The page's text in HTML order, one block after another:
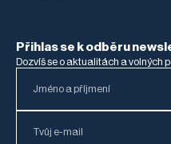
Přihlas se k odběru
Dozvíš se o aktualitách a volných